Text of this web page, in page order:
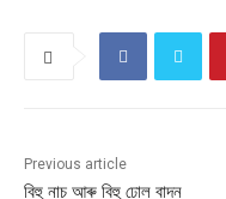
Previous article
বিহু নাচ আৰু বিহু ঢোল বাদন